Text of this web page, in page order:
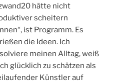
hätte nicht
scheitern
ist Programm. Es
die Ideen. Ich
meinen Alltag, weiß
glücklich zu schätzen als
Künstler auf